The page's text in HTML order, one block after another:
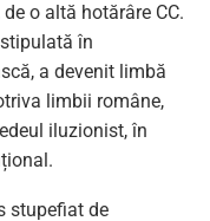
o altă hotărâre CC.
în
a devenit limbă
limbii române,
iluzionist, în
stupefiat de